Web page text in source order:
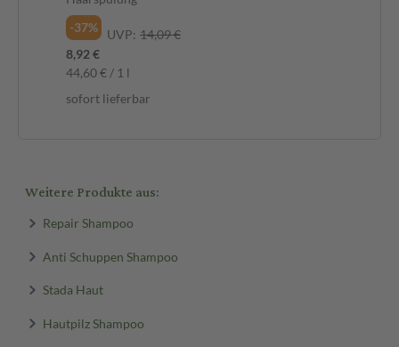
-37%
UVP: 14,09 €
8,92 €
44,60 € / 1 l
sofort lieferbar
Weitere Produkte aus:
Repair Shampoo
Anti Schuppen Shampoo
Stada Haut
Hautpilz Shampoo